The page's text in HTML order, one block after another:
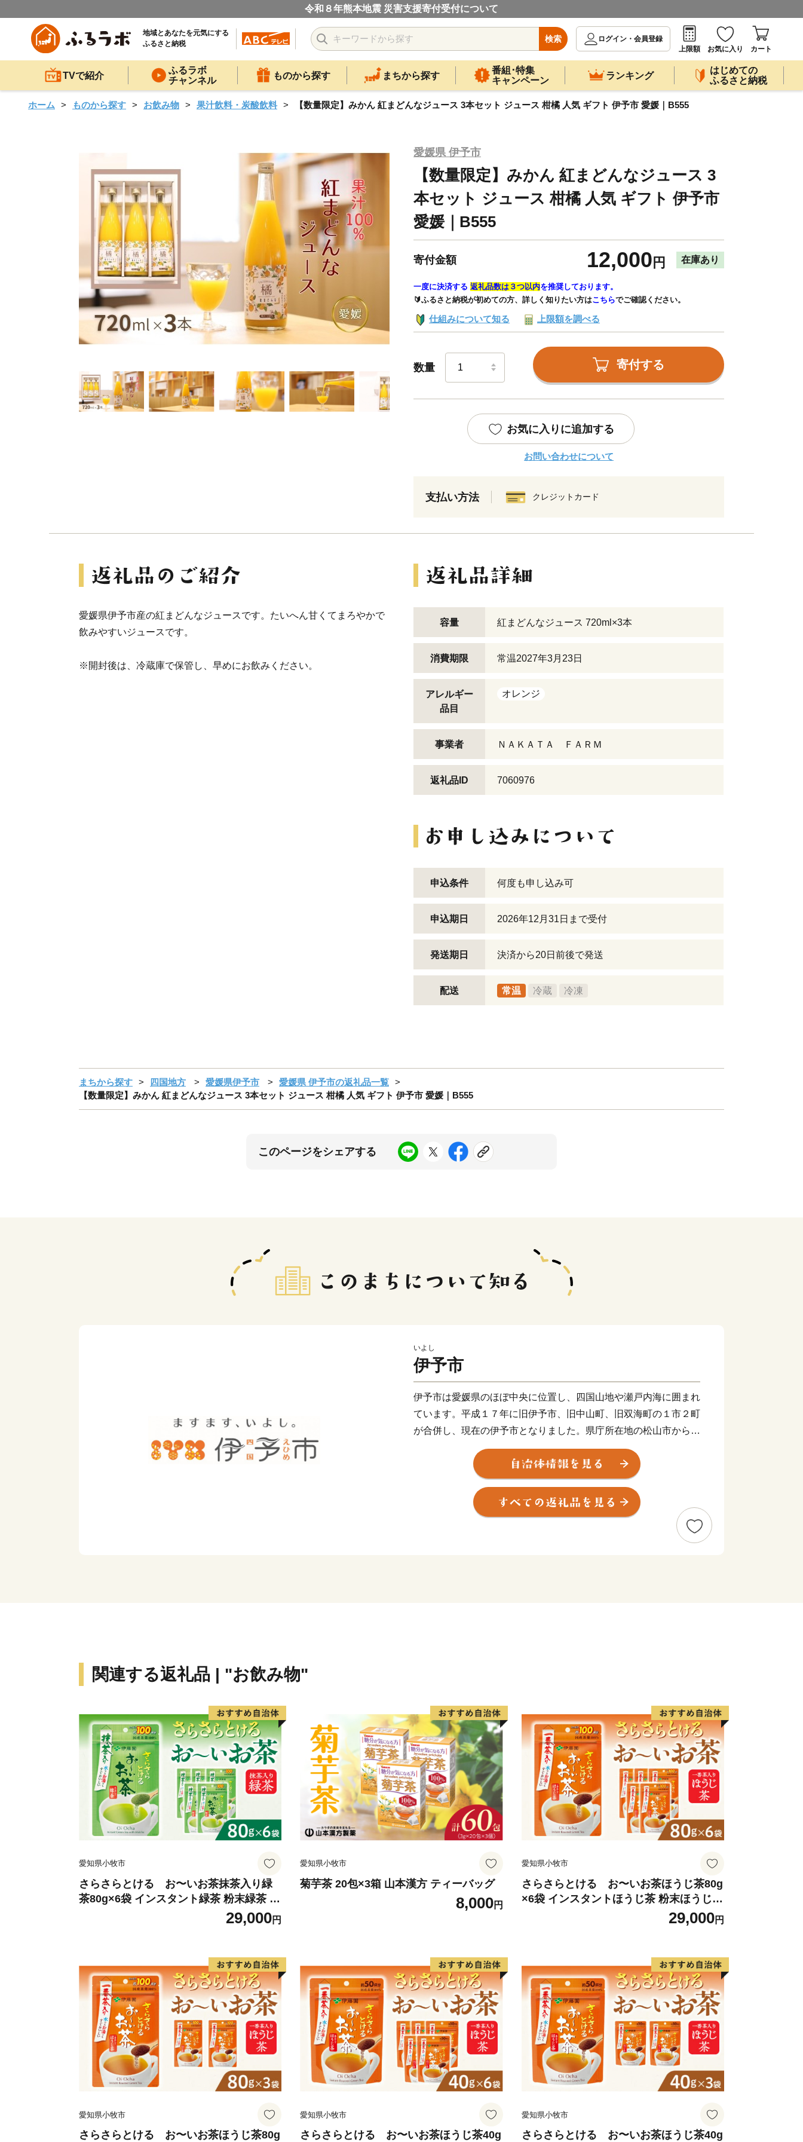
令和８年熊本地震 災害支援寄付受付について
地域とあなたを元気にする
ふるさと納税
検索
ログイン・会員登録
上限額
お気に入り カート
TVで紹介
ふるラボ
チャンネル
ものから探す まちから探す
番組･特集
キャンペーン
ランキング
はじめての
ふるさと納税
ホーム ものから探す お飲み物 果汁飲料・炭酸飲料 【数量限定】みかん 紅まどんなジュース 3本セット ジュース 柑橘 人気 ギフト 伊予市 愛媛｜B555
愛媛県 伊予市
【数量限定】みかん 紅まどんなジュース 3
本セット ジュース 柑橘 人気 ギフト 伊予市
愛媛｜B555
寄付金額 12,000 円 在庫あり
一度に決済する 返礼品数は３つ以内を推奨しております。
🔰ふるさと納税が初めての方、詳しく知りたい方はこちらでご確認ください。
仕組みについて知る 上限額を調べる
数量 寄付する
お気に入りに追加する
お問い合わせについて
支払い方法 クレジットカード
愛媛県伊予市産の紅まどんなジュースです。たいへん甘くてまろやかで
飲みやすいジュースです。
※開封後は、冷蔵庫で保管し、早めにお飲みください。
容量 紅まどんなジュース 720ml×3本
消費期限 常温2027年3月23日
アレルギー
品目
オレンジ
事業者 ＮＡＫＡＴＡ ＦＡＲＭ
返礼品ID 7060976
申込条件 何度も申し込み可
申込期日 2026年12月31日まで受付
発送期日 決済から20日前後で発送
配送 常温 冷蔵 冷凍
まちから探す 四国地方 愛媛県伊予市
愛媛県 伊予市の返礼品一覧
【数量限定】みかん 紅まどんなジュース 3本セット ジュース 柑橘 人気 ギフト 伊予市 愛媛｜B555
このページをシェアする
いよし
伊予市
伊予市は愛媛県のほぼ中央に位置し、四国山地や瀬戸内海に囲まれ
ています。平成１７年に旧伊予市、旧中山町、旧双海町の１市２町
が合併し、現在の伊予市となりました。県庁所在地の松山市からも
近く、松山空港から車で２５分ほど。アクセスも良く住みやすいま
伊予市の中心地郡中（ぐんちゅう）は商人の町として栄え、大手の
鰹節企業の工場や、小さな乾物商店までそろう出汁文化のまちで
す。８月に開催される伊予彩（いよさい）まつりでは県下でも有数
の中、手作りの工芸品や加工食品が製造されており、職人たちが住
む「クラフト」のまちです。
伊予市の西部の海岸線沿いを中心に広がる双海町は、「しずむ夕日
が立ち止まる町」として、伊予灘に沈む美しい夕日を活かしたまち
づくりに取り組んできました。水産業が盛んな地域で、中でも下灘
漁港で水揚げされるハモが有名です。他にタイ、サワラ、マナガツ
オ、イワシなどの様々な魚介類が水揚げされています。双海町には
して知られ、度々テレビで紹介される有名観光地となった下灘駅が
あり、夏を中心として多くの方でにぎわっています。
三者三様の風土、文化が融和する伊予市にぜひ一度お越しくださ
関連する返礼品 | "お飲み物"
愛知県小牧市
さらさらとける お〜いお茶抹茶入り緑
茶80g×6袋 インスタント緑茶 粉末緑茶 粉
29,000円
愛知県小牧市
菊芋茶 20包×3箱 山本漢方 ティーバッグ
8,000円
愛知県小牧市
さらさらとける お〜いお茶ほうじ茶80g
×6袋 インスタントほうじ茶 粉末ほうじ茶
29,000円
愛知県小牧市
さらさらとける お〜いお茶ほうじ茶80g
愛知県小牧市
さらさらとける お〜いお茶ほうじ茶40g
愛知県小牧市
さらさらとける お〜いお茶ほうじ茶40g